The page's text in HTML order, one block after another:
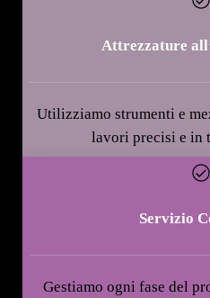
Attrezzature
Utilizziamo strumenti e
lavori precisi e in
Servizio
Gestiamo ogni fase del